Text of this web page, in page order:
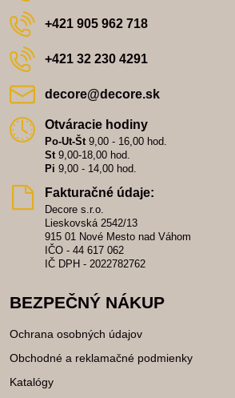
+421 905 962 718
+421 32 230 4291
decore​@decore​.sk
Otváracie hodiny
Po-Ut-Št9,00 - 16,00 hod.
St9,00-18,00 hod.
Pi 9,00 - 14,00 hod.
Fakturačné údaje:
Decore s.r.o.
Lieskovská 2542/13
915 01 Nové Mesto nad Váhom
IČO - 44 617 062
IČ DPH - 2022782762
BEZPEČNÝ NÁKUP
Ochrana osobných údajov
Obchodné a reklamačné podmienky
Katalógy